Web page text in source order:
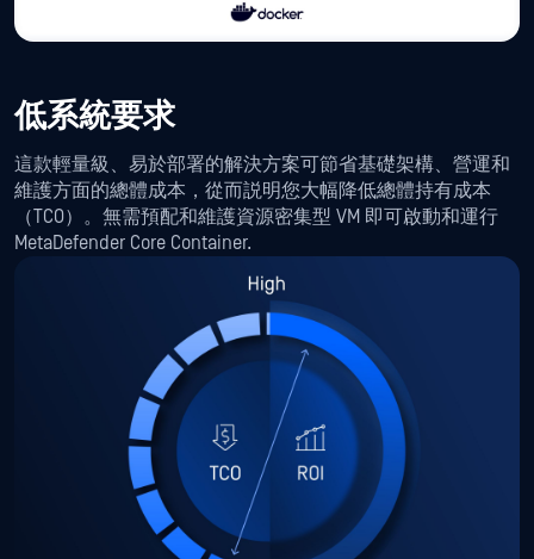
低系統要求
這款輕量級、易於部署的解決方案可節省基礎架構、營運和
維護方面的總體成本，從而説明您大幅降低總體持有成本
（TCO）。無需預配和維護資源密集型 VM 即可啟動和運行
MetaDefender Core Container.